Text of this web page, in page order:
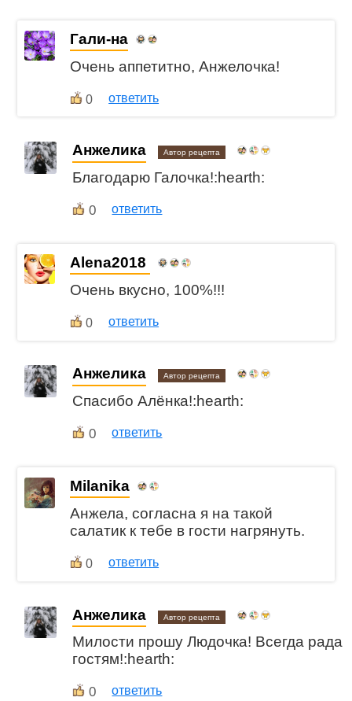
Гали-на
Очень аппетитно, Анжелочка!
0 ответить
Анжелика Автор рецепта
Благодарю Галочка!:hearth:
0 ответить
Alena2018
Очень вкусно, 100%!!!
0 ответить
Анжелика Автор рецепта
Спасибо Алёнка!:hearth:
0 ответить
Milanika
Анжела, согласна я на такой
салатик к тебе в гости нагрянуть.
0 ответить
Анжелика Автор рецепта
Милости прошу Людочка! Всегда рада
гостям!:hearth:
0 ответить